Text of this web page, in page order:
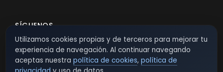
SÍGUENOS
Utilizamos cookies propias y de terceros para mejorar tu
experiencia de navegación. Al continuar navegando
aceptas nuestra política de cookies, política de